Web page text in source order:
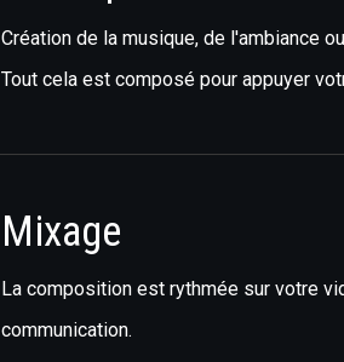
Création de la musique, de l'ambiance
Tout cela est composé pour appuyer
Mixage
La composition est rythmée sur votre
communication.